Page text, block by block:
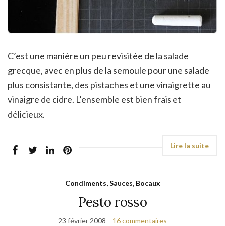
C’est une manière un peu revisitée de la salade
grecque, avec en plus de la semoule pour une salade
plus consistante, des pistaches et une vinaigrette au
vinaigre de cidre. L’ensemble est bien frais et
délicieux.
Condiments, Sauces, Bocaux
Pesto rosso
23 février 2008 16 commentaires